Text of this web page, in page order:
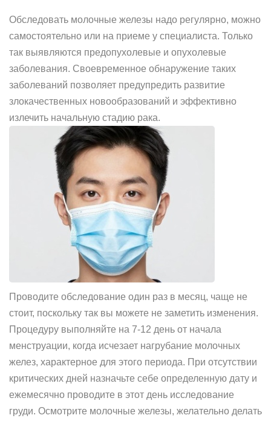
Обследовать молочные железы надо регулярно, можно
самостоятельно или на приеме у специалиста. Только
так выявляются предопухолевые и опухолевые
заболевания. Своевременное обнаружение таких
заболеваний позволяет предупредить развитие
злокачественных новообразований и эффективно
излечить начальную стадию рака.
Проводите обследование один раз в месяц, чаще не
стоит, поскольку так вы можете не заметить изменения.
Процедуру выполняйте на 7-12 день от начала
менструации, когда исчезает нагрубание молочных
желез, характерное для этого периода. При отсутствии
критических дней назначьте себе определенную дату и
ежемесячно проводите в этот день исследование
груди. Осмотрите молочные железы, желательно делать